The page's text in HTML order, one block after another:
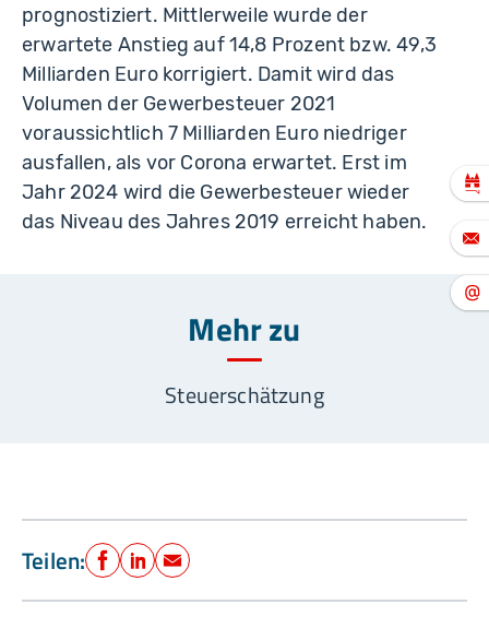
prognostiziert. Mittlerweile wurde der
erwartete Anstieg auf 14,8 Prozent bzw. 49,3
Milliarden Euro korrigiert. Damit wird das
Volumen der Gewerbesteuer 2021
voraussichtlich 7 Milliarden Euro niedriger
ausfallen, als vor Corona erwartet. Erst im
Jahr 2024 wird die Gewerbesteuer wieder
das Niveau des Jahres 2019 erreicht haben.
Mehr zu
Steuerschätzung
Teilen: Facebook
LinkedIn
E-Mail